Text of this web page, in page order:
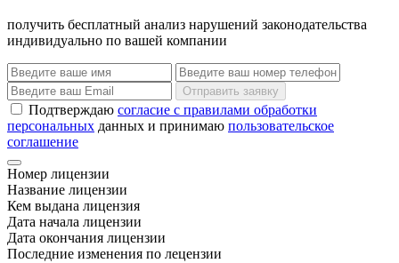
получить бесплатный анализ нарушений законодательства
индивидуально по вашей компании
Отправить заявку
Подтверждаю согласие с правилами обработки
персональных данных и принимаю пользовательское
соглашение
Номер лицензии
Название лицензии
Кем выдана лицензия
Дата начала лицензии
Дата окончания лицензии
Последние изменения по лецензии